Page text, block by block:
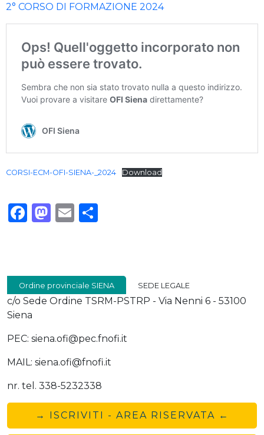
2° CORSO DI FORMAZIONE 2024
CORSI-ECM-OFI-SIENA-_2024 Download
Facebook
Mastodon
Email
Ordine provinciale SIENA SEDE LEGALE
c/o Sede Ordine TSRM-PSTRP - Via Nenni 6 - 53100
Siena
PEC: siena.ofi@pec.fnofi.it
MAIL: siena.ofi@fnofi.it
nr. tel. 338-5232338
→ ISCRIVITI - AREA RISERVATA ←